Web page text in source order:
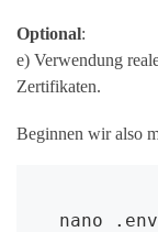
Optional:
e) Verwendung
Zertifikaten.
Beginnen wir also
nano .env